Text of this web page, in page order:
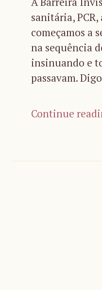
sanitária,
começamos a
na sequência
insinuando e
passavam.
Continue